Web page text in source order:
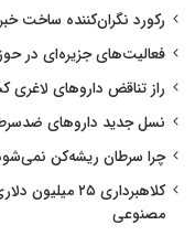
رکورد نگران‌کننده ساخت
فعالیت‌های جزیره‌ای در
راز تناقض داروهای
نسل جدید داروهای
چرا سرطان ریشه‌کن
کلاهبرداری
مصنوعی